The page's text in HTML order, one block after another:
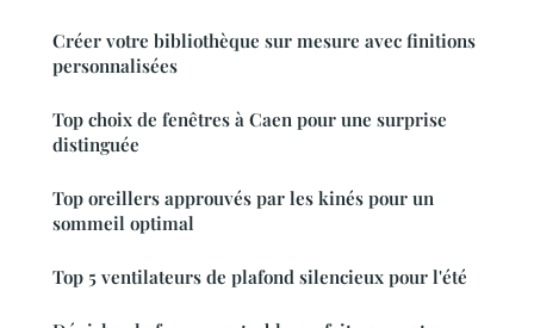
Créer votre bibliothèque sur mesure avec finitions
personnalisées
Top choix de fenêtres à Caen pour une surprise
distinguée
Top oreillers approuvés par les kinés pour un
sommeil optimal
Top 5 ventilateurs de plafond silencieux pour l'été